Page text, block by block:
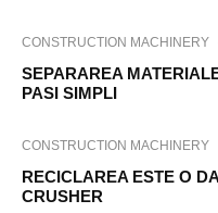
CONSTRUCTION MACHINERY
SEPARAREA
PASI SIMPLI
CONSTRUCTION MACHINERY
RECICLAREA ESTE O
CRUSHER